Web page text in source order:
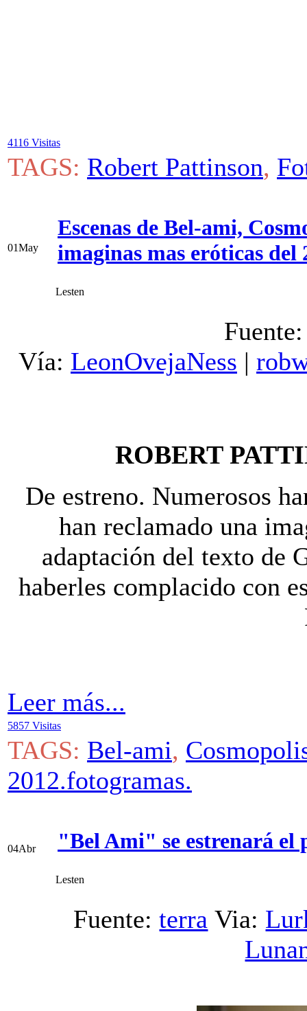
4116 Visitas
TAGS: Robert Pattinson,
01May
Escenas de Bel-ami,
imaginas mas eróticas del
Lesten
Vía: LeonOvejaNess |
ROBERT
De estreno. Numerosos
han reclamado una
adaptación del texto de
haberles complacido con
Leer más...
5857 Visitas
TAGS: Bel-ami,
2012.fotogramas.
04Abr "Bel Ami" se estrenará el
Lesten
Fuente:terra Via: